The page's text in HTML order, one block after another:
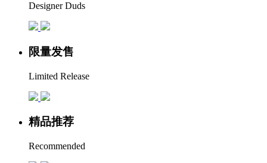
Designer Duds
限量发售
Limited Release
精品推荐
Recommended